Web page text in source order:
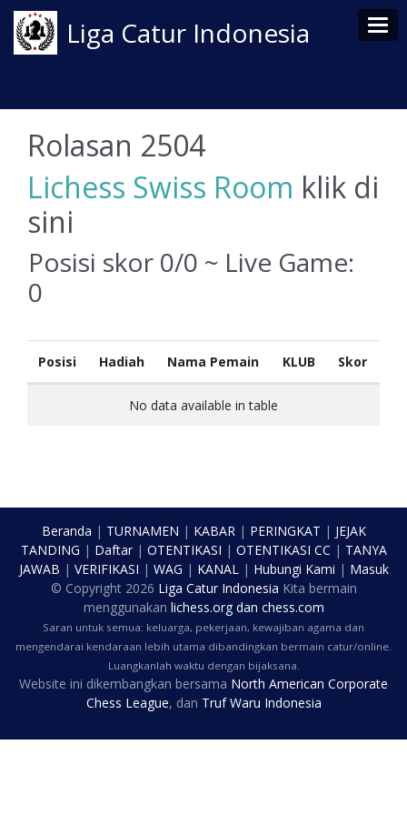
Liga Catur Indonesia
Rolasan 2504
Lichess Swiss Room klik di
sini
Posisi skor 0/0 ~ Live Game:
0
Posisi Hadiah Nama Pemain KLUB Skor
No data available in table
Beranda | TURNAMEN | KABAR| PERINGKAT | JEJAK
TANDING | Daftar| OTENTIKASI | OTENTIKASI CC | TANYA
JAWAB | VERIFIKASI | WAG | KANAL| Hubungi Kami | Masuk
© Copyright 2026 Liga Catur Indonesia Kita bermain
menggunakan lichess.orgdan chess.com
Saran untuk semua: keluarga, pekerjaan, kewajiban agama dan
mengendarai kendaraan lebih utama dibandingkan bermain catur/online.
Luangkanlah waktu dengan bijaksana.
Website ini dikembangkan bersama North American Corporate
Chess League, dan Truf Waru Indonesia